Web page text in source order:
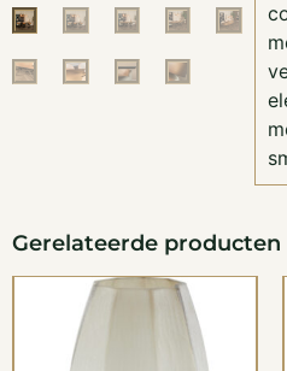
Gerelateerde producten